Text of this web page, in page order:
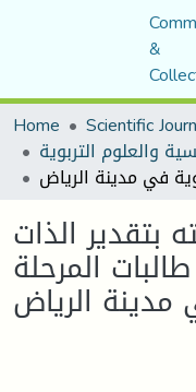
&
Home
بتقدير الذات
المرحلة
مدينة الرياض